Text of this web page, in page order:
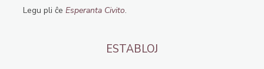
Legu pli ĉe Esperanta Civito.
ESTABLOJ